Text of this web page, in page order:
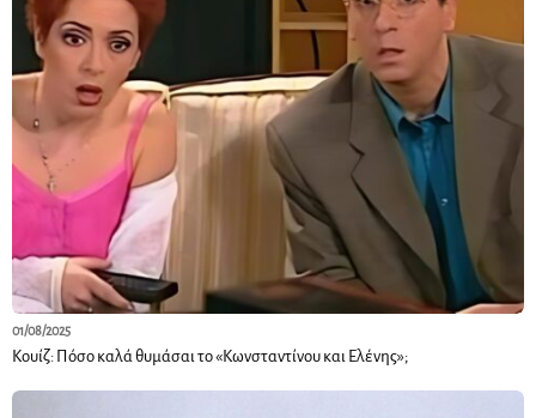
01/08/2025
Κουίζ: Πόσο καλά θυμάσαι το «Κωνσταντίνου και Ελένης»;